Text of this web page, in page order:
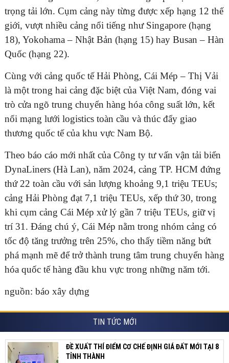
trọng tải lớn. Cụm cảng này từng được xếp hạng 12 thế
giới, vượt nhiều cảng nổi tiếng như Singapore (hạng
18), Yokohama – Nhật Bản (hạng 15) hay Busan – Hàn
Quốc (hạng 22).
Cùng với cảng quốc tế Hải Phòng, Cái Mép – Thị Vải
là một trong hai cảng đặc biệt của Việt Nam, đóng vai
trò cửa ngõ trung chuyển hàng hóa công suất lớn, kết
nối mạng lưới logistics toàn cầu và thúc đẩy giao
thương quốc tế của khu vực Nam Bộ.
Theo báo cáo mới nhất của Công ty tư vấn vận tải biển
DynaLiners (Hà Lan), năm 2024, cảng TP. HCM đứng
thứ 22 toàn cầu với sản lượng khoảng 9,1 triệu TEUs;
cảng Hải Phòng đạt 7,1 triệu TEUs, xếp thứ 30, trong
khi cụm cảng Cái Mép xử lý gần 7 triệu TEUs, giữ vị
trí 31. Đáng chú ý, Cái Mép nằm trong nhóm cảng có
tốc độ tăng trưởng trên 25%, cho thấy tiềm năng bứt
phá mạnh mẽ để trở thành trung tâm trung chuyển hàng
hóa quốc tế hàng đầu khu vực trong những năm tới.
nguồn: báo xây dựng
TIN TỨC MỚI
ĐỀ XUẤT THÍ ĐIỂM CƠ CHẾ ĐỊNH GIÁ ĐẤT MỚI TẠI 8
TỈNH THÀNH